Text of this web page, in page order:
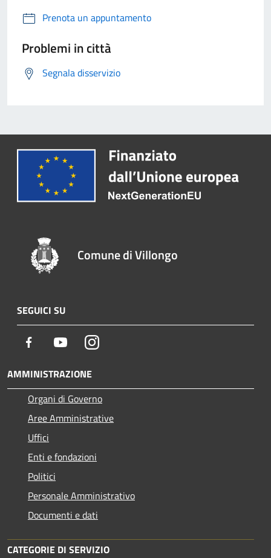
Prenota un appuntamento
Problemi in città
Segnala disservizio
Comune di Villongo
SEGUICI SU
Facebook YoutubeInstagram
AMMINISTRAZIONE
Organi di Governo
Aree Amministrative
Uffici
Enti e fondazioni
Politici
Personale Amministrativo
Documenti e dati
CATEGORIE DI SERVIZIO